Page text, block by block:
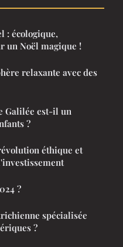
: écologique,
un Noël magique !
relaxante avec des
Galilée est-il un
?
éthique et
?
spécialisée
?